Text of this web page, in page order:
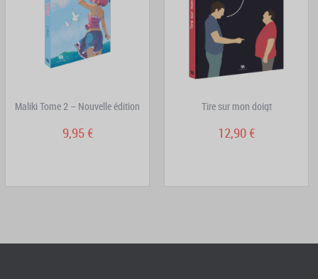
Maliki Tome 2 – Nouvelle édition
9,95 €
Tire sur mon doigt
12,90 €